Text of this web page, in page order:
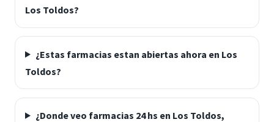
Los Toldos?
¿Estas farmacias estan abiertas ahora en Los
Toldos?
¿Donde veo farmacias 24 hs en Los Toldos,